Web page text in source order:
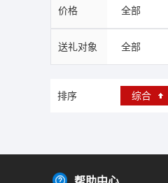
价格 全部
送礼对象 全部
排序 综合